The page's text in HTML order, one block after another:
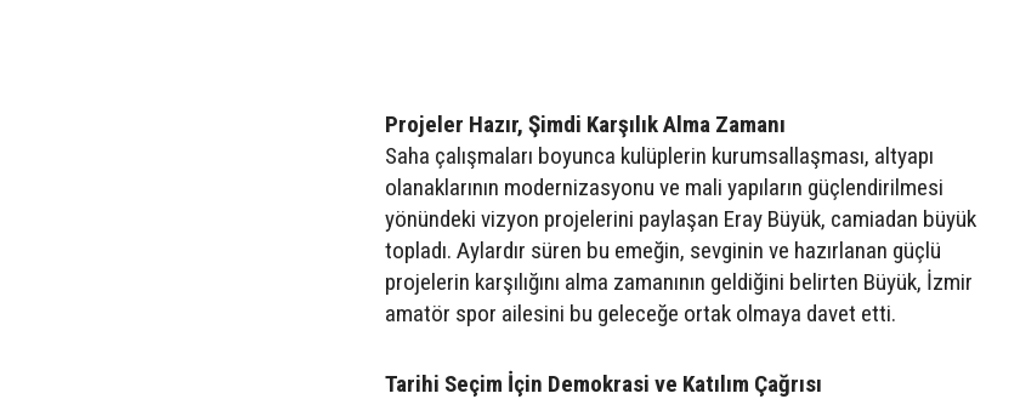
Projeler Hazır, Şimdi Karşılık Alma Zamanı
Saha çalışmaları boyunca kulüplerin kurumsallaşması, altyapı
olanaklarının modernizasyonu ve mali yapıların güçlendirilmesi
yönündeki vizyon projelerini paylaşan Eray Büyük, camiadan büyük
topladı. Aylardır süren bu emeğin, sevginin ve hazırlanan güçlü
projelerin karşılığını alma zamanının geldiğini belirten Büyük, İzmir
amatör spor ailesini bu geleceğe ortak olmaya davet etti.
Tarihi Seçim İçin Demokrasi ve Katılım Çağrısı